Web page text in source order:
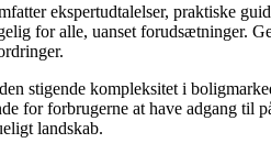
ekspertudtalelser, praktiske
for alle, uanset forudsætninger.
stigende kompleksitet i
for forbrugerne at have adgang
landskab.